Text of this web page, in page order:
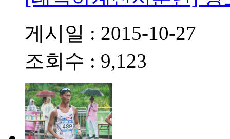
게시일 : 2015-10-27
조회수 : 9,123